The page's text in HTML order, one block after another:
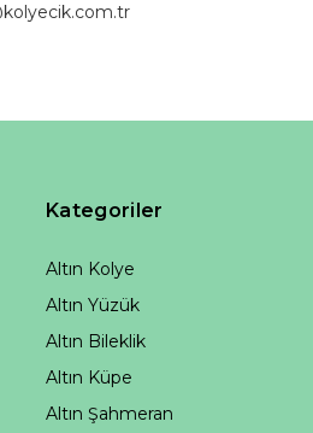
Kategoriler
Altın Kolye
Altın Yüzük
Altın Bileklik
Altın Küpe
Altın Şahmeran